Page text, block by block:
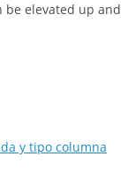
be elevated up and
y tipo columna